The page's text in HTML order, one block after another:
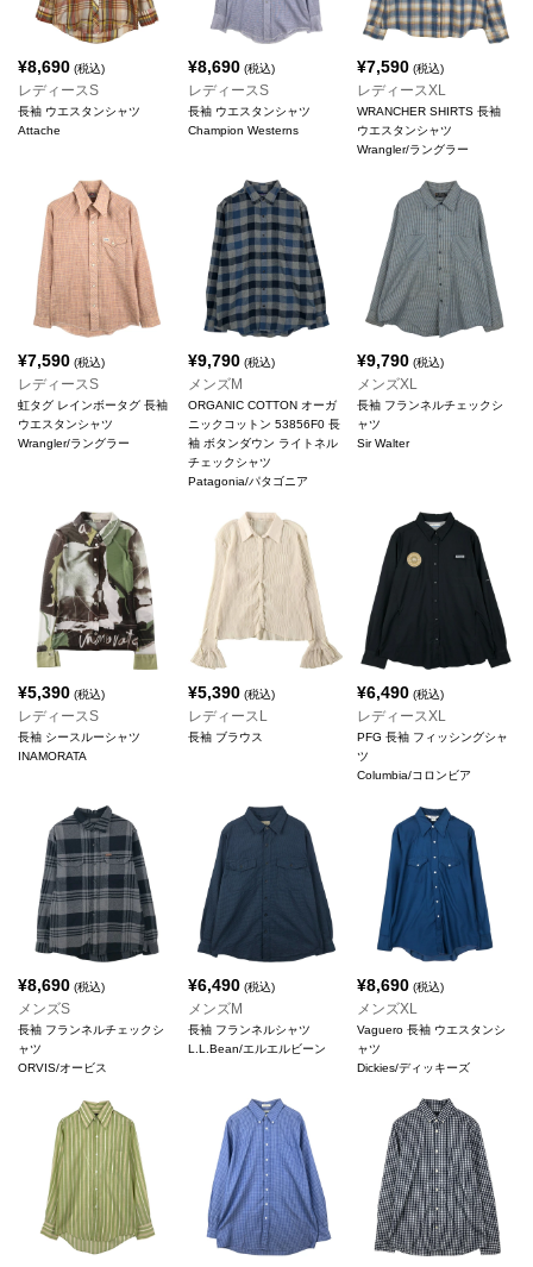
¥8,690 (税込)
レディースS
長袖 ウエスタンシャツ
Attache
¥8,690(税込)
レディースS
長袖 ウエスタンシャツ
Champion Westerns
¥7,590 (税込)
レディースXL
WRANCHER SHIRTS 長袖
ウエスタンシャツ
Wrangler/ラングラー
¥7,590 (税込)
レディースS
虹タグ レインボータグ 長袖
ウエスタンシャツ
Wrangler/ラングラー
¥9,790(税込)
メンズM
ORGANIC COTTON オーガ
ニックコットン 53856F0 長
袖 ボタンダウン ライトネル
チェックシャツ
Patagonia/パタゴニア
¥9,790 (税込)
メンズXL
長袖 フランネルチェックシ
ャツ
Sir Walter
¥5,390 (税込)
レディースS
長袖 シースルーシャツ
INAMORATA
¥5,390(税込)
レディースL
長袖 ブラウス
¥6,490 (税込)
レディースXL
PFG 長袖 フィッシングシャ
ツ
Columbia/コロンビア
¥8,690 (税込)
メンズS
長袖 フランネルチェックシ
ャツ
ORVIS/オービス
¥6,490(税込)
メンズM
長袖 フランネルシャツ
L.L.Bean/エルエルビーン
¥8,690 (税込)
メンズXL
Vaguero 長袖 ウエスタンシ
ャツ
Dickies/ディッキーズ